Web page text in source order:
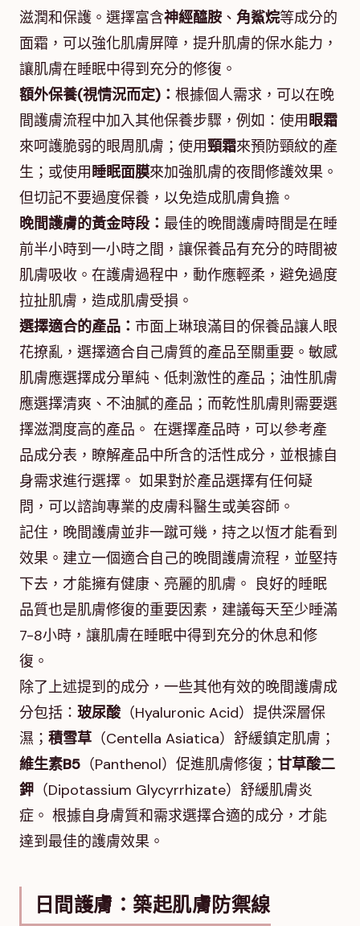
滋潤和保護。選擇富含神經醯胺 、 角鯊烷等成分的
面霜，可以強化肌膚屏障，提升肌膚的保水能力，
讓肌膚在睡眠中得到充分的修復。
額外保養(視情況而定)： 根據個人需求，可以在晚
間護膚流程中加入其他保養步驟，例如：使用眼霜
來呵護脆弱的眼周肌膚；使用頸霜來預防頸紋的產
生；或使用睡眠面膜來加強肌膚的夜間修護效果。
但切記不要過度保養，以免造成肌膚負擔。
晚間護膚的黃金時段： 最佳的晚間護膚時間是在睡
前半小時到一小時之間，讓保養品有充分的時間被
肌膚吸收。在護膚過程中，動作應輕柔，避免過度
拉扯肌膚，造成肌膚受損。
選擇適合的產品： 市面上琳琅滿目的保養品讓人眼
花撩亂，選擇適合自己膚質的產品至關重要。敏感
肌膚應選擇成分單純、低刺激性的產品；油性肌膚
應選擇清爽、不油膩的產品；而乾性肌膚則需要選
擇滋潤度高的產品。 在選擇產品時，可以參考產
品成分表，瞭解產品中所含的活性成分，並根據自
身需求進行選擇。 如果對於產品選擇有任何疑
問，可以諮詢專業的皮膚科醫生或美容師。
記住，晚間護膚並非一蹴可幾，持之以恆才能看到
效果。建立一個適合自己的晚間護膚流程，並堅持
下去，才能擁有健康、亮麗的肌膚。 良好的睡眠
品質也是肌膚修復的重要因素，建議每天至少睡滿
7-8小時，讓肌膚在睡眠中得到充分的休息和修
復。
除了上述提到的成分，一些其他有效的晚間護膚成
分包括： 玻尿酸（Hyaluronic Acid）提供深層保
濕； 積雪草 （Centella Asiatica）舒緩鎮定肌膚；
維生素B5 （Panthenol）促進肌膚修復； 甘草酸二
鉀 （Dipotassium Glycyrrhizate）舒緩肌膚炎
症。 根據自身膚質和需求選擇合適的成分，才能
達到最佳的護膚效果。
日間護膚：築起肌膚防禦線